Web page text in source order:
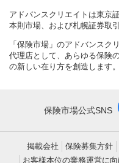
アドバンスクリエイトは東京
本則市場、および札幌証券取
「保険市場」のアドバンスク
代理店として、あらゆる保険
の新しい在り方を創造します。
保険市場公式SNS
掲載会社 保険募集方針
お客様本位の業務運営に